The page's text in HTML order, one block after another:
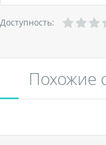
Доступность:
Похожие